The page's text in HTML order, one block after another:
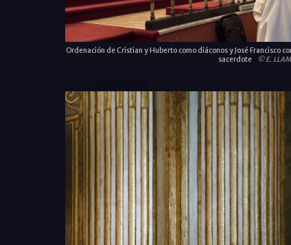
Ordenación de Cristian y Huberto como diáconos y José Francisco
sacerdote
© E.